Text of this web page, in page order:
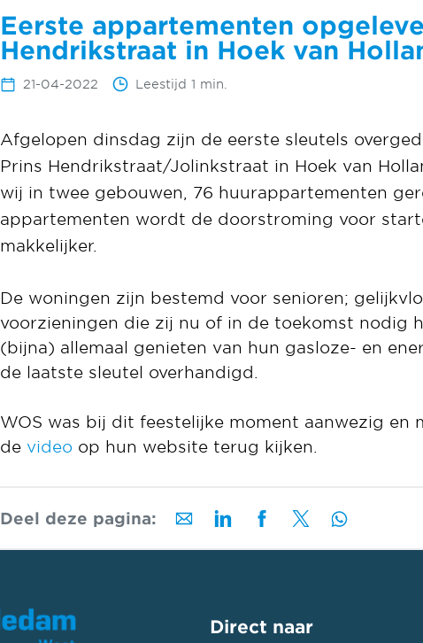
Eerste appartementen
Hendrikstraat in Hoek van
21-04-2022 Leestijd 1 min.
Afgelopen dinsdag zijn de eerste sleutels
Prins Hendrikstraat/Jolinkstraat in Hoek van
wij in twee gebouwen, 76 huurappartementen
appartementen wordt de doorstroming voor
makkelijker.
De woningen zijn bestemd voor senioren;
voorzieningen die zij nu of in de toekomst nodig
(bijna) allemaal genieten van hun gasloze- en
de laatste sleutel overhandigd.
WOS was bij dit feestelijke moment aanwezig en
de video op hun website terug kijken.
Deel deze pagina:
Direct naar